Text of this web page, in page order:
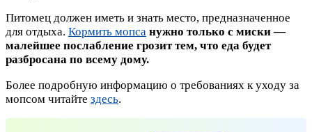
Питомец должен иметь и знать место, предназначенное
для отдыха. Кормить мопса нужно только с миски —
малейшее послабление грозит тем, что еда будет
разбросана по всему дому.
Более подробную информацию о требованиях к уходу за
мопсом читайте здесь.